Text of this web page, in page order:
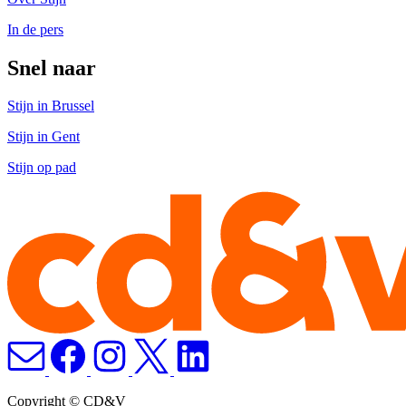
In de pers
Snel naar
Stijn in Brussel
Stijn in Gent
Stijn op pad
Copyright © CD&V